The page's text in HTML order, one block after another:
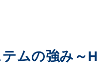
テムの強み～